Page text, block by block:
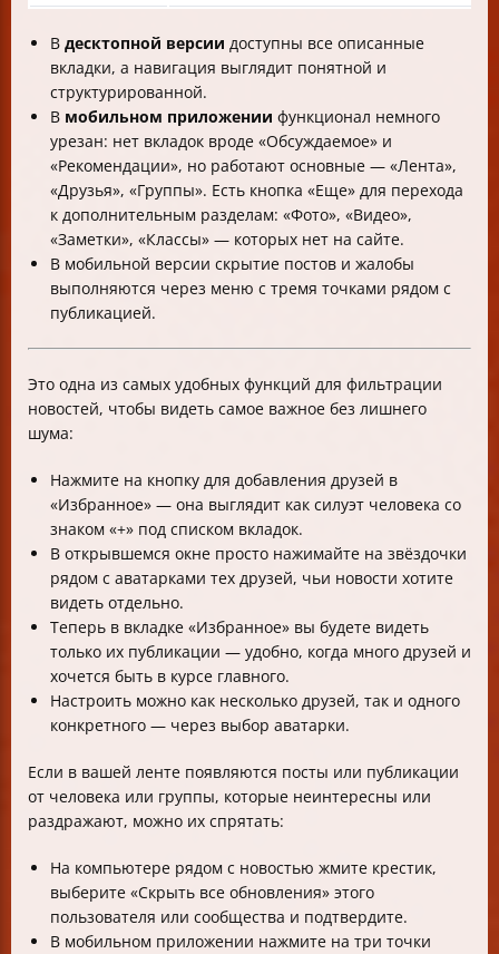
В десктопной версии доступны все описанные
вкладки, а навигация выглядит понятной и
структурированной.
В мобильном приложении функционал немного
урезан: нет вкладок вроде «Обсуждаемое» и
«Рекомендации», но работают основные — «Лента»,
«Друзья», «Группы». Есть кнопка «Еще» для перехода
к дополнительным разделам: «Фото», «Видео»,
«Заметки», «Классы» — которых нет на сайте.
В мобильной версии скрытие постов и жалобы
выполняются через меню с тремя точками рядом с
публикацией.
Это одна из самых удобных функций для фильтрации
новостей, чтобы видеть самое важное без лишнего
шума:
Нажмите на кнопку для добавления друзей в
«Избранное» — она выглядит как силуэт человека со
знаком «+» под списком вкладок.
В открывшемся окне просто нажимайте на звёздочки
рядом с аватарками тех друзей, чьи новости хотите
видеть отдельно.
Теперь в вкладке «Избранное» вы будете видеть
только их публикации — удобно, когда много друзей и
хочется быть в курсе главного.
Настроить можно как несколько друзей, так и одного
конкретного — через выбор аватарки.
Если в вашей ленте появляются посты или публикации
от человека или группы, которые неинтересны или
раздражают, можно их спрятать:
На компьютере рядом с новостью жмите крестик,
выберите «Скрыть все обновления» этого
пользователя или сообщества и подтвердите.
В мобильном приложении нажмите на три точки